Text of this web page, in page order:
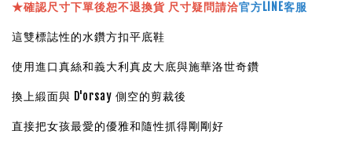
★確認尺寸下單後恕不退換貨 尺寸疑問請洽官方LINE客服
這雙標誌性的水鑽方扣平底鞋
使用進口真絲和義大利真皮大底與施華洛世奇鑽
換上緞面與 D'orsay 側空的剪裁後
直接把女孩最愛的優雅和隨性抓得剛剛好